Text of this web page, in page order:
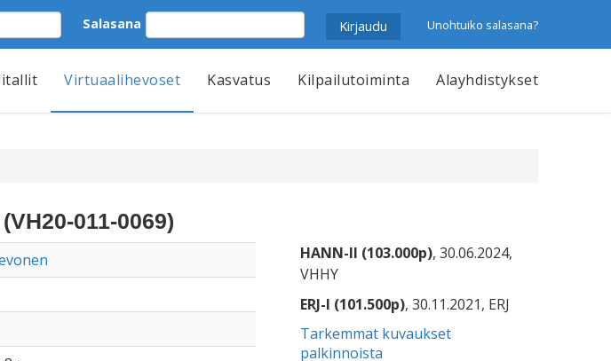
Salasana Unohtuiko salasana?
Virtuaalihevoset Kasvatus Kilpailutoiminta Alayhdistykset
011-0069)
HANN-II (103.000p), 30.06.2024,
VHHY
ERJ-I (101.500p), 30.11.2021, ERJ
Tarkemmat kuvaukset
palkinnoista